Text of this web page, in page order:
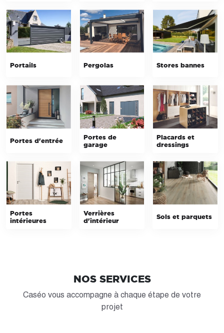
Portails Pergolas Stores bannes
Portes d'entrée
Portes de
garage
Placards et
dressings
Portes
intérieures
Verrières
d'intérieur
Sols et parquets
NOS SERVICES
Caséo vous accompagne à chaque étape de votre
projet